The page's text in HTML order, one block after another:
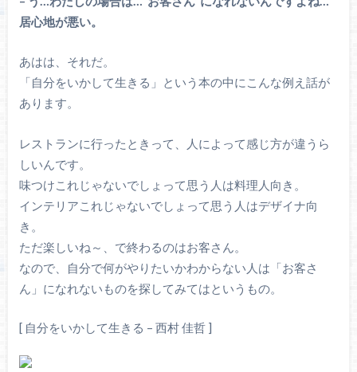
居心地が悪い。
あはは、それだ。
「自分をいかして生きる」という本の中にこんな例え話が
あります。
レストランに行ったときって、人によって感じ方が違うら
しいんです。
味つけこれじゃないでしょって思う人は料理人向き。
インテリアこれじゃないでしょって思う人はデザイナ向
き。
ただ楽しいね～、で終わるのはお客さん。
なので、自分で何がやりたいかわからない人は「お客さ
ん」になれないものを探してみてはというもの。
[ 自分をいかして生きる – 西村 佳哲 ]